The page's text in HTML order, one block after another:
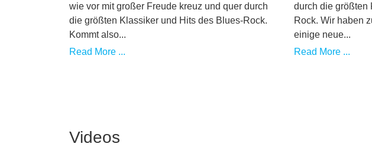
wie vor mit großer Freude kreuz und quer durch
die größten Klassiker und Hits des Blues-Rock.
Kommt also...
Read More ...
durch die größten
Rock. Wir haben
einige neue...
Read More ...
Videos